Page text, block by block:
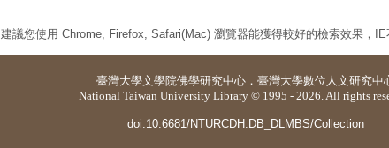
建議您使用 Chrome, Firefox, Safari(Mac) 瀏覽器能獲得較好的檢索效果，IE
臺灣大學文學院佛學研究中心 ． 臺灣大學數位人文研究中
National Taiwan University Library © 1995 - 2026. All rights
doi:10.6681/NTURCDH.DB_DLMBS/Collection